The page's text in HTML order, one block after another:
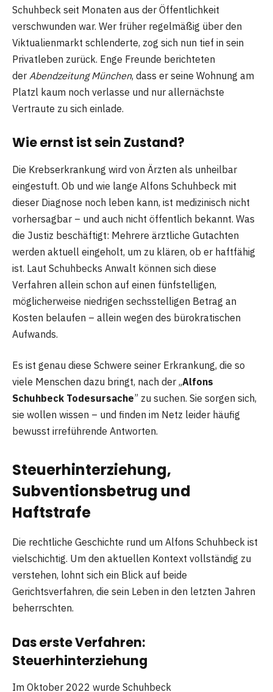
Schuhbeck seit Monaten aus der Öffentlichkeit
verschwunden war. Wer früher regelmäßig über den
Viktualienmarkt schlenderte, zog sich nun tief in sein
Privatleben zurück. Enge Freunde berichteten
der Abendzeitung München, dass er seine Wohnung am
Platzl kaum noch verlasse und nur allernächste
Vertraute zu sich einlade.
Wie ernst ist sein Zustand?
Die Krebserkrankung wird von Ärzten als unheilbar
eingestuft. Ob und wie lange Alfons Schuhbeck mit
dieser Diagnose noch leben kann, ist medizinisch nicht
vorhersagbar – und auch nicht öffentlich bekannt. Was
die Justiz beschäftigt: Mehrere ärztliche Gutachten
werden aktuell eingeholt, um zu klären, ob er haftfähig
ist. Laut Schuhbecks Anwalt können sich diese
Verfahren allein schon auf einen fünfstelligen,
möglicherweise niedrigen sechsstelligen Betrag an
Kosten belaufen – allein wegen des bürokratischen
Aufwands.
Es ist genau diese Schwere seiner Erkrankung, die so
viele Menschen dazu bringt, nach der „Alfons
Schuhbeck Todesursache” zu suchen. Sie sorgen sich,
sie wollen wissen – und finden im Netz leider häufig
bewusst irreführende Antworten.
Steuerhinterziehung,
Subventionsbetrug und
Haftstrafe
Die rechtliche Geschichte rund um Alfons Schuhbeck ist
vielschichtig. Um den aktuellen Kontext vollständig zu
verstehen, lohnt sich ein Blick auf beide
Gerichtsverfahren, die sein Leben in den letzten Jahren
beherrschten.
Das erste Verfahren:
Steuerhinterziehung
Im Oktober 2022 wurde Schuhbeck